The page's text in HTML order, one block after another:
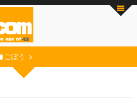
ごぼう